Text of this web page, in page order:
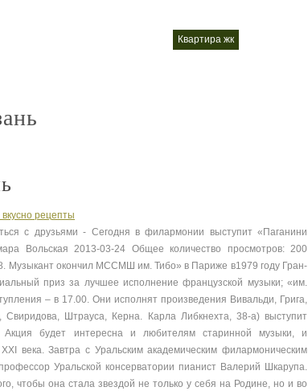
квартира жк
вкусно рецепты
с друзьями - Сегодня в филармонии выступит «Паганини
Вольская 2013-03-24 Общее количество просмотров: 200
Музыкант окончил МССМШ им. Тибо» в Париже в1979 году Гран-
приз за лучшее исполнение французской музыки; «им.
– в 17.00. Они исполнят произведения Вивальди, Грига,
Свиридова, Штрауса, Керна. Карла Либкнехта, 38-а) выступит
Акция будет интересна и любителям старинной музыки, и
века. Завтра с Уральским академическим филармоническим
Уральской консерватории пианист Валерий Шкарупа.
чтобы она стала звездой не только у себя на Родине, но и во